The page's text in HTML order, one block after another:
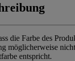
die Farbe des
möglicherweise
entspricht.